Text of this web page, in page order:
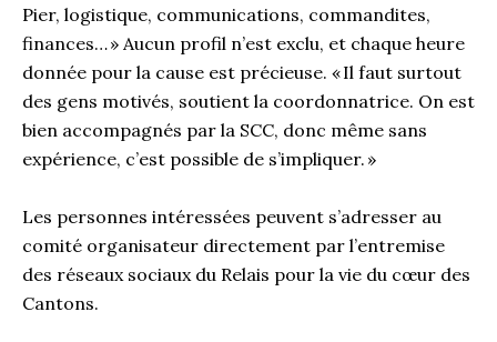
Pier, logistique, communications, commandites,
finances… » Aucun profil n’est exclu, et chaque heure
donnée pour la cause est précieuse. « Il faut surtout
des gens motivés, soutient la coordonnatrice. On est
bien accompagnés par la SCC, donc même sans
expérience, c’est possible de s’impliquer. »
Les personnes intéressées peuvent s’adresser au
comité organisateur directement par l’entremise
des réseaux sociaux du Relais pour la vie du cœur des
Cantons.